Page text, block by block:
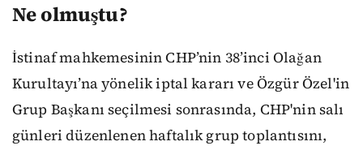
Ne olmuştu?
İstinaf mahkemesinin CHP’nin 38’inci Olağan
Kurultayı’na yönelik iptal kararı ve Özgür Özel'in
Grup Başkanı seçilmesi sonrasında, CHP'nin salı
günleri düzenlenen haftalık grup toplantısını,